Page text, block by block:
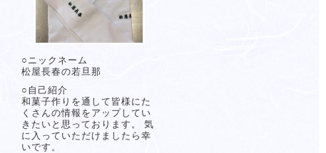
○ニックネーム
松屋長春の若旦那
○自己紹介
和菓子作りを通して皆様にた
くさんの情報をアップしてい
きたいと思っております。 気
に入っていただけましたら幸
いです。